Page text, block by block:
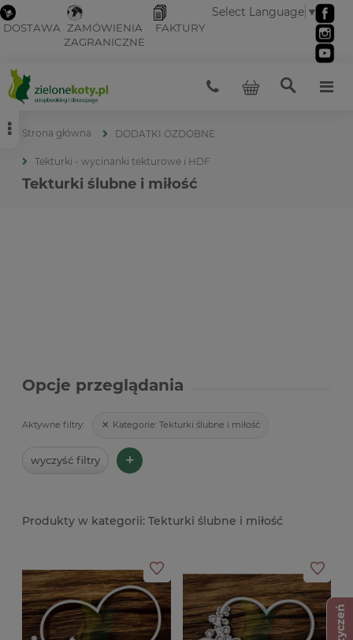
DOSTAWA ZAMÓWIENIA
ZAGRANICZNE
FAKTURY
Select Language ▼
Strona główna DODATKI OZDOBNE
Tekturki - wycinanki tekturowe i HDF
Tekturki ślubne i miłość
Opcje przeglądania
Aktywne filtry: Kategorie: Tekturki ślubne i miłość
wyczyść filtry +
Tekturki ślubne i miłość